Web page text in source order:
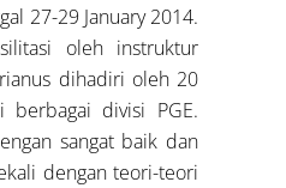
27-29 January 2014.
oleh instruktur
dihadiri oleh 20
berbagai divisi PGE.
sangat baik dan
dengan teori-teori